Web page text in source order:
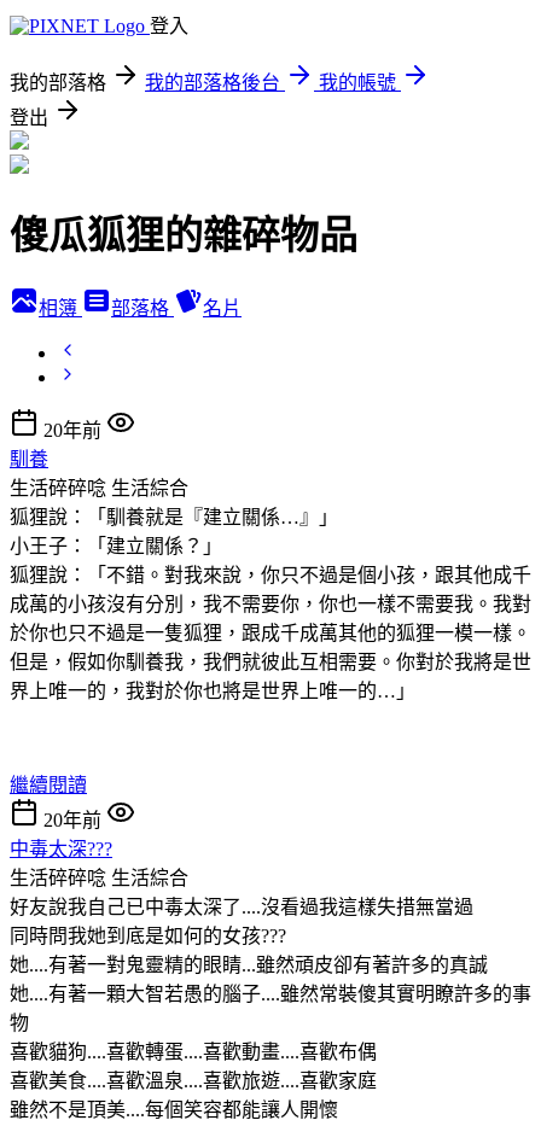
登入
我的部落格 我的部落格後台
我的帳號
登出
傻瓜狐狸的雜碎物品
相簿 部落格 名片
20年前
馴養
生活碎碎唸 生活綜合
狐狸說：「馴養就是『建立關係…』」
小王子：「建立關係？」
狐狸說：「不錯。對我來說，你只不過是個小孩，跟其他成千
成萬的小孩沒有分別，我不需要你，你也一樣不需要我。我對
於你也只不過是一隻狐狸，跟成千成萬其他的狐狸一模一樣。
但是，假如你馴養我，我們就彼此互相需要。你對於我將是世
界上唯一的，我對於你也將是世界上唯一的…」
繼續閱讀
20年前
中毒太深???
生活碎碎唸 生活綜合
好友說我自己已中毒太深了....沒看過我這樣失措無當過
同時問我她到底是如何的女孩???
她....有著一對鬼靈精的眼睛...雖然頑皮卻有著許多的真誠
她....有著一顆大智若愚的腦子....雖然常裝傻其實明瞭許多的事
物
喜歡貓狗....喜歡轉蛋....喜歡動畫....喜歡布偶
喜歡美食....喜歡溫泉....喜歡旅遊....喜歡家庭
雖然不是頂美....每個笑容都能讓人開懷